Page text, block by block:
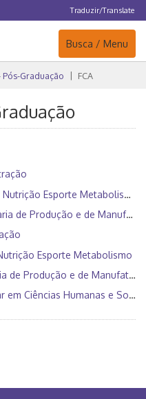
Traduzir/Translate
Navegação
Busca / Menu
Pós-Graduação FCA
Esporte Metabolismo
de Produção e de Manufatura
Esporte Metabolismo
Produção e de Manufatura
Humanas e Sociais Aplicadas